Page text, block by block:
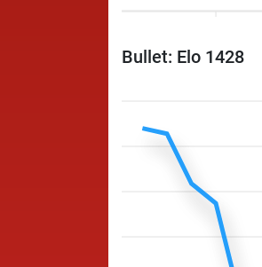
Bullet: Elo 1428